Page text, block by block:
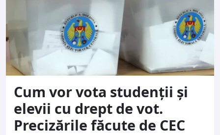
Cum vor vota studenții și
elevii cu drept de vot.
Precizările făcute de CEC